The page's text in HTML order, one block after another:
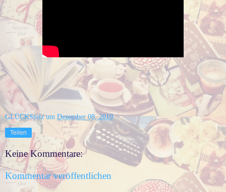
GLÜCKSpilz um Dezember 08, 2019
Teilen
Keine Kommentare:
Kommentar veröffentlichen